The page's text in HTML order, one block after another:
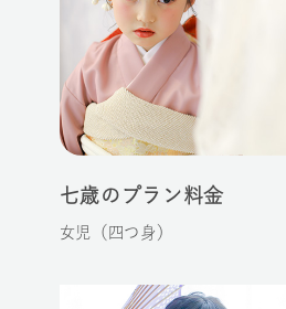
七歳のプラン料金
女児（四つ身）